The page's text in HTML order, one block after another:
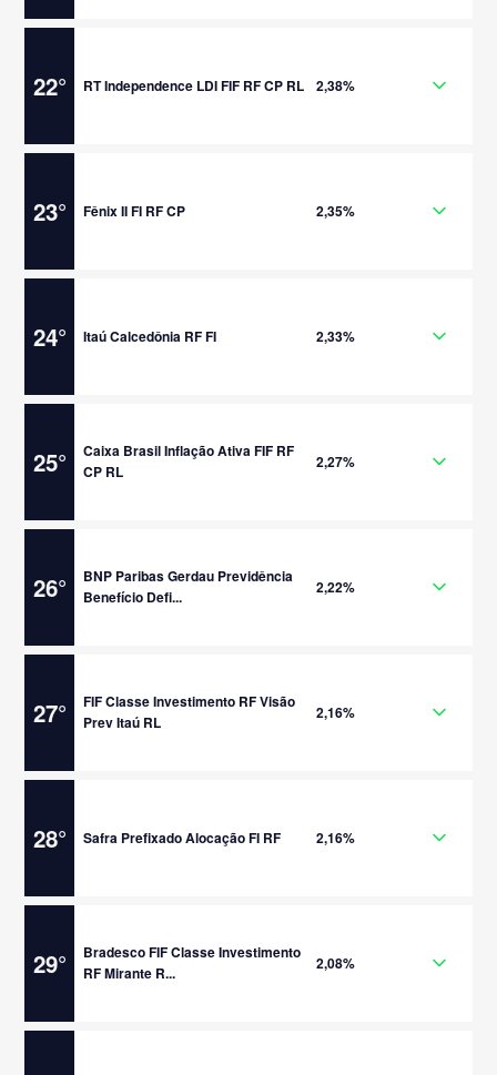
22° RT Independence LDI FIF RF CP RL 2,38%
23° Fênix II FI RF CP 2,35%
24° Itaú Calcedônia RF FI 2,33%
25°
Caixa Brasil Inflação Ativa FIF RF
CP RL
2,27%
26°
BNP Paribas Gerdau Previdência
Benefício Defi...
2,22%
27°
FIF Classe Investimento RF Visão
Prev Itaú RL
2,16%
28° Safra Prefixado Alocação FI RF 2,16%
29°
Bradesco FIF Classe Investimento
RF Mirante R...
2,08%